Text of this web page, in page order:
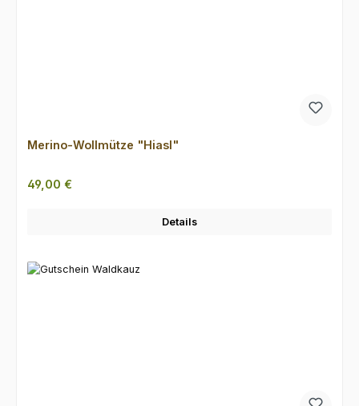
Merino-Wollmütze "Hiasl"
Regulärer Preis:
49,00 €
Details